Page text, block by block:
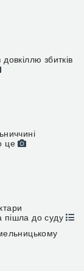
збитків
це
пішла до суду